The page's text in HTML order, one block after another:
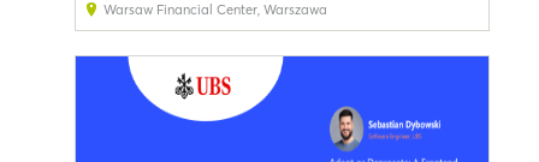
Warsaw Financial Center, Warszawa